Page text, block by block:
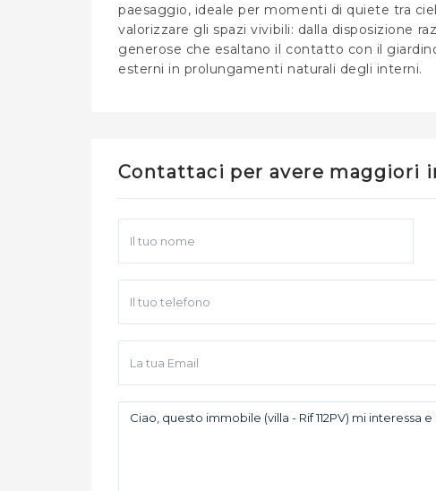
paesaggio, ideale per momenti di quiete tra
valorizzare gli spazi vivibili: dalla disposizione
generose che esaltano il contatto con il
esterni in prolungamenti naturali degli interni.
Contattaci per avere maggiori